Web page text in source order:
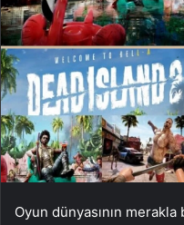
Oyun dünyasının